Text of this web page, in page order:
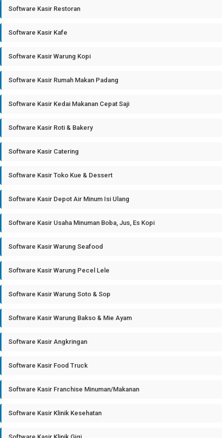
Software Kasir Restoran
Software Kasir Kafe
Software Kasir Warung Kopi
Software Kasir Rumah Makan Padang
Software Kasir Kedai Makanan Cepat Saji
Software Kasir Roti & Bakery
Software Kasir Catering
Software Kasir Toko Kue & Dessert
Software Kasir Depot Air Minum Isi Ulang
Software Kasir Usaha Minuman Boba, Jus, Es Kopi
Software Kasir Warung Seafood
Software Kasir Warung Pecel Lele
Software Kasir Warung Soto & Sop
Software Kasir Warung Bakso & Mie Ayam
Software Kasir Angkringan
Software Kasir Food Truck
Software Kasir Franchise Minuman/Makanan
Software Kasir Klinik Kesehatan